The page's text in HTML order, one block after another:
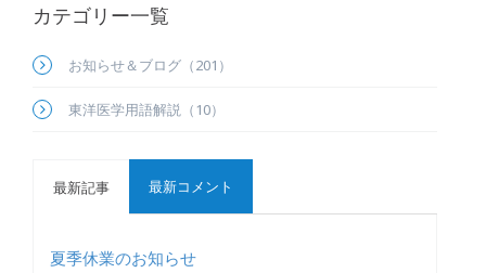
カテゴリー一覧
お知らせ＆ブログ（201）
東洋医学用語解説（10）
最新記事 最新コメント
夏季休業のお知らせ